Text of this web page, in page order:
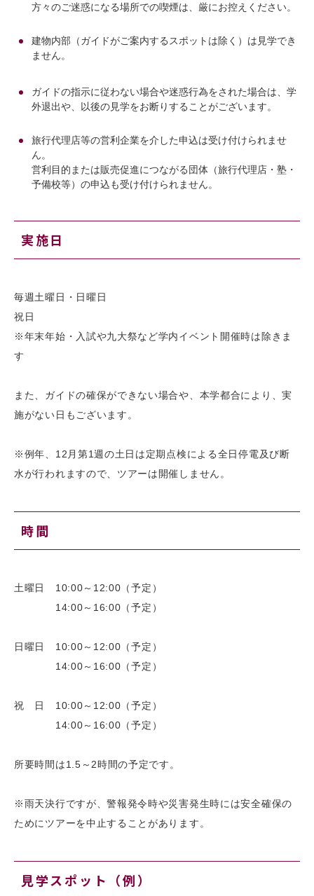
方々のご迷惑になる場所での喫煙は、厳にお控えください。
建物内部（ガイドがご案内するスポットは除く）は見学でき
ません。
ガイドの指示に従わない場合や迷惑行為をされた場合は、学
外退出や、以後の見学をお断りすることがございます。
旅行代理店等の営利企業を介した申込は受け付けられませ
ん。
営利目的または販売促進につながる団体（旅行代理店・塾・
予備校等）の申込も受け付けられません。
実施日
毎週土曜日・日曜日
祝日
※年末年始・入試や九大祭など学内イベント開催時は除きま
す
また、ガイドの確保ができない場合や、本学都合により、実
施がない日もございます。
※例年、12月第1週の土日は定期点検による全日停電及び断
水が行われますので、ツアーは開催しません。
時間
土曜日 10:00～12:00（予定）
14:00～16:00（予定）
日曜日 10:00～12:00（予定）
14:00～16:00（予定）
祝 日 10:00～12:00（予定）
14:00～16:00（予定）
所要時間は1.5～2時間の予定です。
※雨天決行ですが、警報発令時や災害発生時には安全確保の
ためにツアーを中止することがあります。
見学スポット（例）